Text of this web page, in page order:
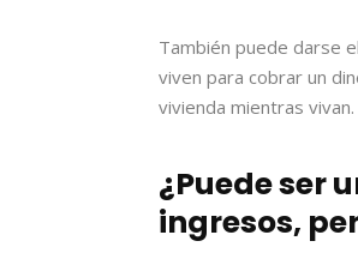
También puede darse
viven para cobrar un
vivienda mientras
¿Puede ser
ingresos,